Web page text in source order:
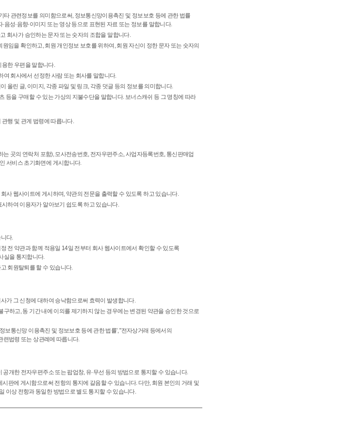
관련정보를 의미함으로써, 정보통신망이용촉진 및 정보보호 등에 관한 법률
성·음향·이미지 또는 영상 등으로 표현된 자료 또는 정보를 말합니다.
회사가 승인하는 문자 또는 숫자의 조합을 말합니다.
임을 확인하고, 회원 개인정보 보호를 위하여, 회원 자신이 정한 문자 또는 숫자의
한 우편을 말합니다.
여 회사에서 선정한 사람 또는 회사를 말합니다.
올린 글, 이미지, 각종 파일 및 링크, 각종 덧글 등의 정보를 의미합니다.
등을 구매할 수 있는 가상의 지불수단을 말합니다. 보너스캐쉬 등 그 명칭에 따라
행 및 관계 법령에 따릅니다.
곳의 연락처 포함), 모사전송번호, 전자우편주소, 사업자등록번호, 통신판매업
서비스 초기화면에 게시합니다.
웹사이트에 게시하며, 약관의 전문을 출력할 수 있도록 하고 있습니다.
하여 이용자가 알아보기 쉽도록 하고 있습니다.
다.
전 약관과 함께 적용일 14일 전부터 회사 웹사이트에서 확인할 수 있도록
실을 통지합니다.
회원탈퇴를 할 수 있습니다.
가 그 신청에 대하여 승낙함으로써 효력이 발생합니다.
하고, 동 기간 내에 이의를 제기하지 않는 경우에는 변경된 약관을 승인한 것으로
통신망 이용촉진 및 정보보호 등에 관한 법률', "전자상거래 등에서의
련법령 또는 상관례에 따릅니다.
개한 전자우편주소 또는 팝업창, 유·무선 등의 방법으로 통지할 수 있습니다.
판에 게시함으로써 전항의 통지에 갈음할 수 있습니다. 다만, 회원 본인의 거래 및
이상 전항과 동일한 방법으로 별도 통지할 수 있습니다.